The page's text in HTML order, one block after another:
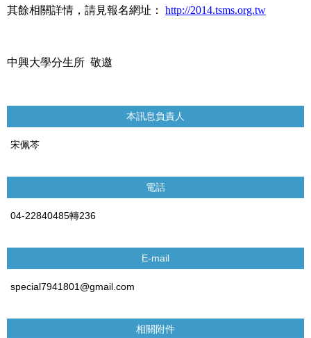
其餘相關詳情，請見報名網址： http://2014.tsms.org.tw
中興大學分生所 敬邀
本訊息負責人
宋佩芩
電話
04-22840485轉236
E-mail
special7941801@gmail.com
相關附件